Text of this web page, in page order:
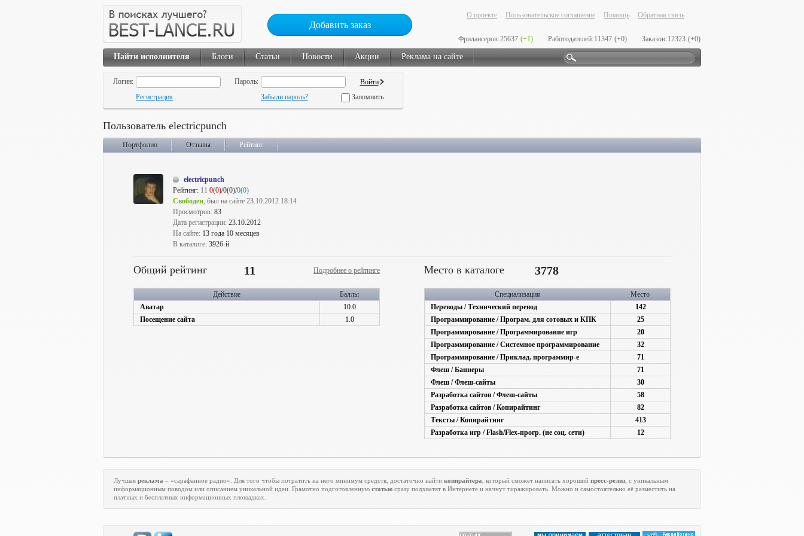
Добавить заказ
О проекте Пользовательское соглашение Помощь Обратная связь
Фрилансеров:25637 (+1) Работодателей:11347 (+0) Заказов:12323 (+0)
Найти исполнителя Блоги Статьи Новости Акции Реклама на сайте
Логин:
Пароль:
Регистрация
Забыли пароль? Запомнить
Пользователь electricpunch
Портфолио Отзывы Рейтинг
electricpunch
Рейтинг: 11 0(0)/0(0)/0(0)
Свободен, был на сайте 23.10.2012 18:14
Просмотров: 83
Дата регистрации: 23.10.2012
На сайте: 13 года 10 месяцев
В каталоге: 3926-й
Общий рейтинг 11 Подробнее о рейтинге
Действие
Баллы
Аватар
10.0
Посещение сайта
1.0
Место в каталоге 3778
Специализация
Место
Переводы / Технический перевод
142
Программирование / Програм. для сотовых и КПК
25
Программирование / Программирование игр
20
Программирование / Системное программирование
32
Программирование / Приклад. программир-е
71
Флеш / Баннеры
71
Флеш / Флеш-сайты
30
Разработка сайтов / Флеш-сайты
58
Разработка сайтов / Копирайтинг
82
Тексты / Копирайтинг
413
Разработка игр / Flash/Flex-прогр. (не соц. сети)
12
Лучшая реклама – «сарафанное радио». Для того чтобы потратить на него минимум средств, достаточно найти копирайтера , который сможет написать хороший пресс-релиз , с уникальным
информационным поводом или описанием уникальной идеи. Грамотно подготовленную статью сразу подхватят в Интернете и начнут тиражировать. Можно и самостоятельно её разместить на
платных и бесплатных информационных площадках.